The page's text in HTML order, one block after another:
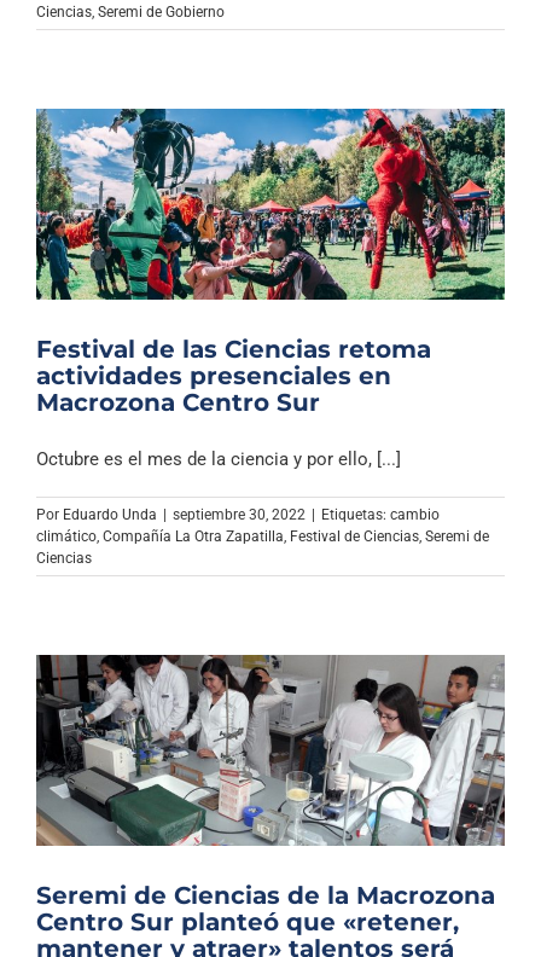
Ciencias, Seremi de Gobierno
Festival de las Ciencias retoma
actividades presenciales en
Macrozona Centro Sur
Octubre es el mes de la ciencia y por ello, [...]
Por Eduardo Unda | septiembre 30, 2022 | Etiquetas: cambio
climático Compañía La Otra Zapatilla Festival de Ciencias Seremi de
Ciencias
Seremi de Ciencias de la Macrozona
Centro Sur planteó que «retener,
mantener y atraer» talentos será